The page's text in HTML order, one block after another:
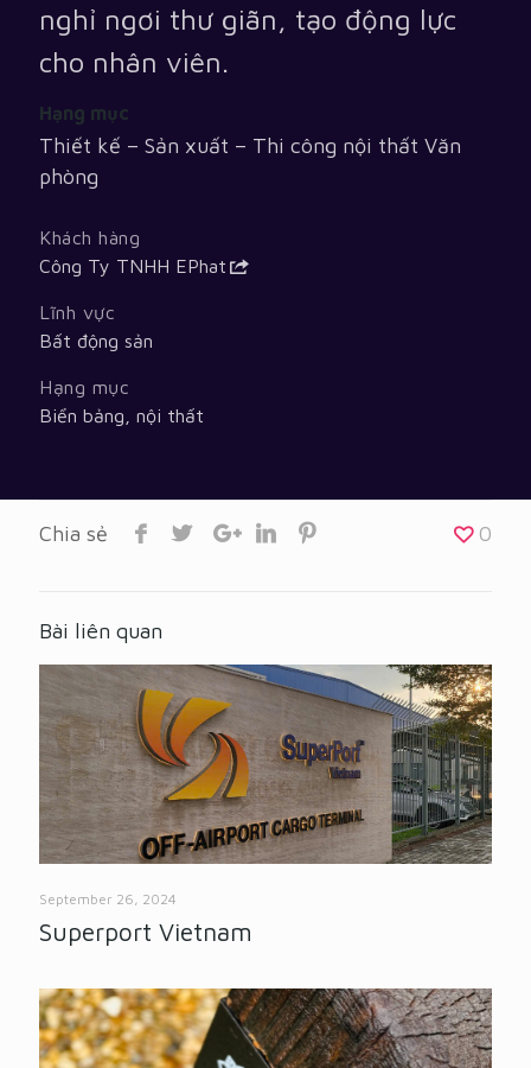
nghỉ ngơi thư giãn, tạo động lực
cho nhân viên.
Hạng mục
Thiết kế – Sản xuất – Thi công nội thất Văn
phòng
Khách hàng
Công Ty TNHH EPhat
Lĩnh vực
Bất động sản
Hạng mục
Biển bảng, nội thất
Chia sẻ 0
Bài liên quan
September 26, 2024
Superport Vietnam